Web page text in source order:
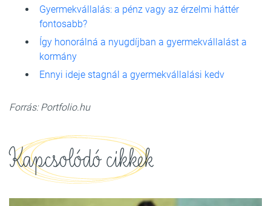
Gyermekvállalás: a pénz vagy az érzelmi háttér
fontosabb?
Így honorálná a nyugdíjban a gyermekvállalást a
kormány
Ennyi ideje stagnál a gyermekvállalási kedv
Forrás: Portfolio.hu
Kapcsolódó cikkek